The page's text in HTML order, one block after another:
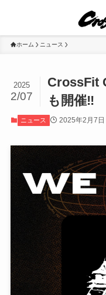
ホーム ニュース
CrossFit
も開催‼️
2025
2/07
ニュース 2025年2月7日